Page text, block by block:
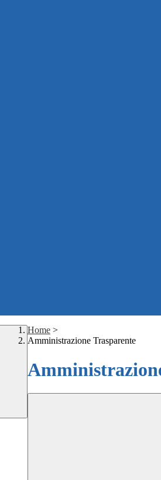
Home >
Amministrazione Trasparente